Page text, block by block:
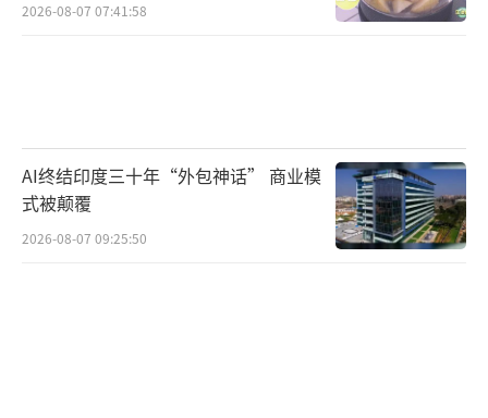
2026-08-07 07:41:58
AI终结印度三十年“外包神话” 商业模
式被颠覆
2026-08-07 09:25:50